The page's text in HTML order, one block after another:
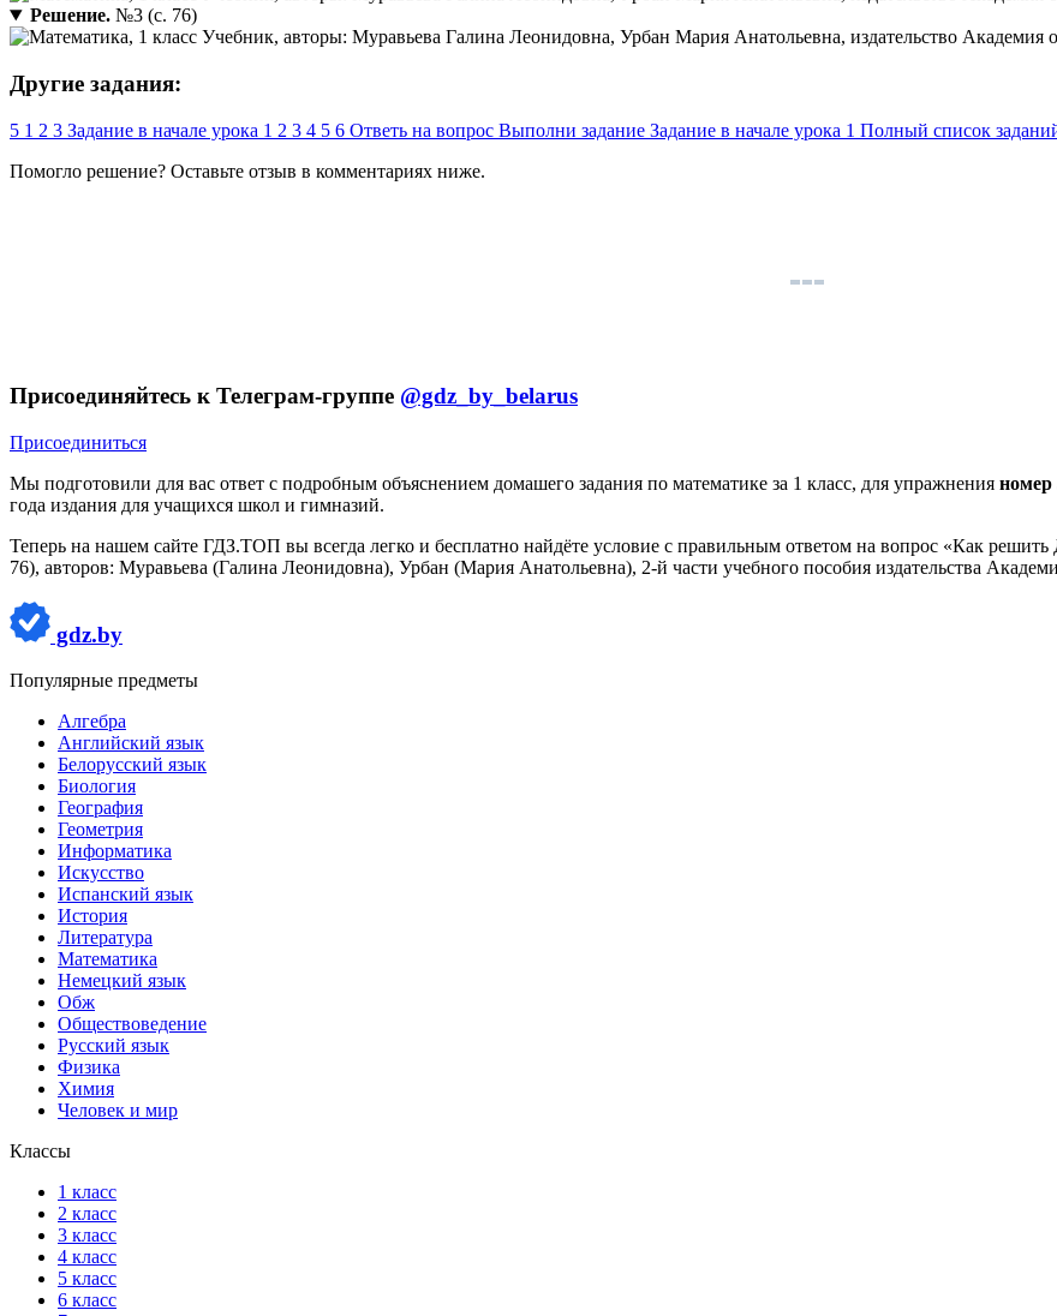
Решение.№3 (с. 76)
Другие задания:
5 1 2 3 Задание в начале урока 1 2 3 4 5 6 Ответь на вопрос Выполни задание Задание в начале урока 1 Полный список
Помогло решение? Оставьте отзыв в комментариях ниже.
Присоединяйтесь к Телеграм-группе @gdz_by_belarus
Присоединиться
Мы подготовили для вас ответ c подробным объяснением домашего задания по математике за 1 класс, для упражнения номер
года издания для учащихся школ и гимназий.
Теперь на нашем сайте ГДЗ.ТОП вы всегда легко и бесплатно найдёте условие с правильным ответом на вопрос «Как
76), авторов: Муравьева (Галина Леонидовна), Урбан (Мария Анатольевна), 2-й части учебного пособия издательства
gdz.by
Популярные предметы
Алгебра
Английский язык
Белорусский язык
Биология
География
Геометрия
Информатика
Искусство
Испанский язык
История
Литература
Математика
Немецкий язык
Обж
Обществоведение
Русский язык
Физика
Химия
Человек и мир
Классы
1 класс
2 класс
3 класс
4 класс
5 класс
6 класс